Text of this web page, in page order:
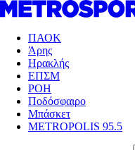
ΠΑΟΚ
Άρης
Ηρακλής
ΕΠΣΜ
ΡΟΗ
Ποδόσφαιρο
Μπάσκετ
METROPOLIS 95.5